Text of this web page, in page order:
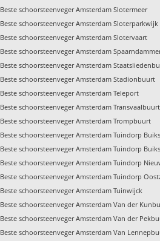
Beste schoorsteenveger Amsterdam Slotermeer
Beste schoorsteenveger Amsterdam Sloterparkwijk
Beste schoorsteenveger Amsterdam Slotervaart
Beste schoorsteenveger Amsterdam
Beste schoorsteenveger Amsterdam
Beste schoorsteenveger Amsterdam Stadionbuurt
Beste schoorsteenveger Amsterdam Teleport
Beste schoorsteenveger Amsterdam Transvaalbuurt
Beste schoorsteenveger Amsterdam Trompbuurt
Beste schoorsteenveger Amsterdam Tuindorp
Beste schoorsteenveger Amsterdam Tuindorp
Beste schoorsteenveger Amsterdam Tuindorp
Beste schoorsteenveger Amsterdam Tuindorp
Beste schoorsteenveger Amsterdam Tuinwijck
Beste schoorsteenveger Amsterdam Van der
Beste schoorsteenveger Amsterdam Van der
Beste schoorsteenveger Amsterdam Van